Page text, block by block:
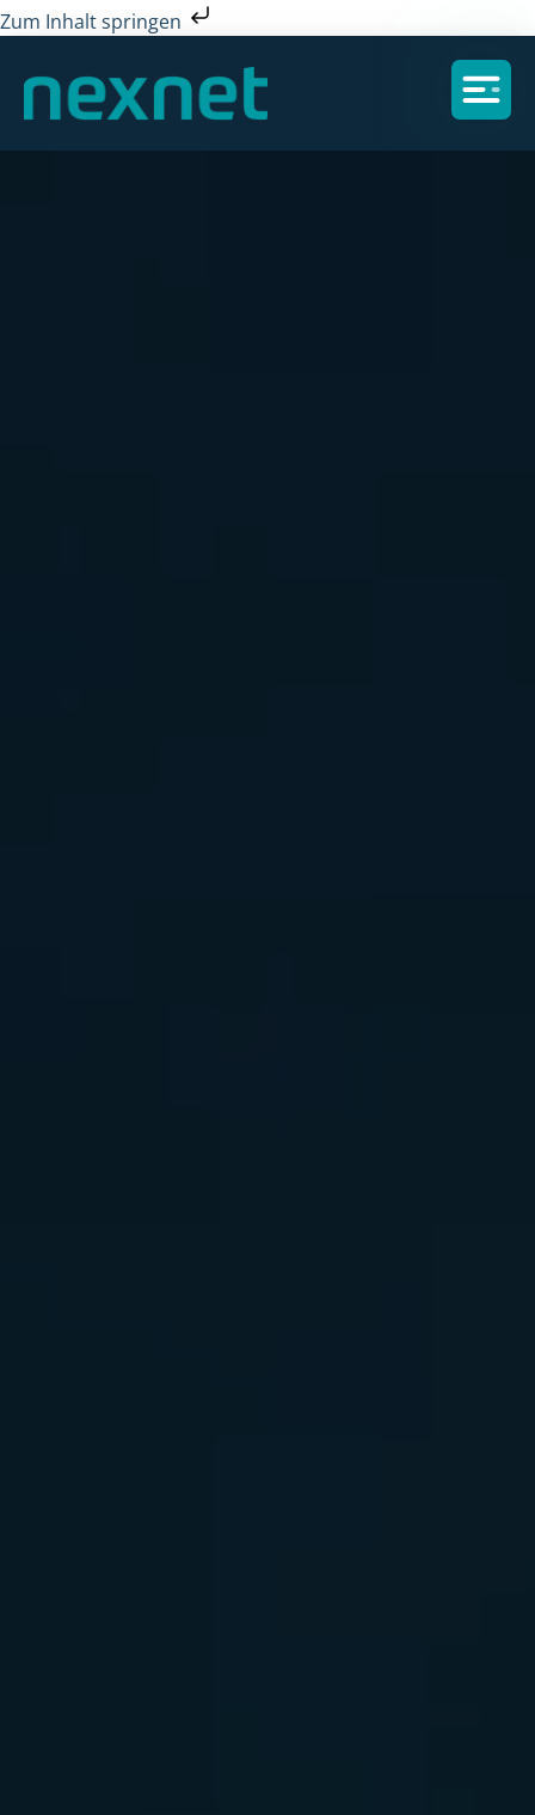
Zum Inhalt springen